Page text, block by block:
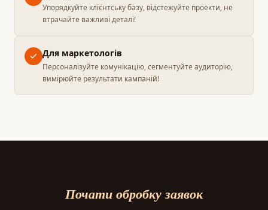
Упорядкуйте клієнтську базу, відстежуйте проекти, не
втрачайте важливі деталі!
Для маркетологів
Персоналізуйте комунікацію, сегментуйте аудиторію,
вимірюйте результати кампаній!
Почати обробку заявок